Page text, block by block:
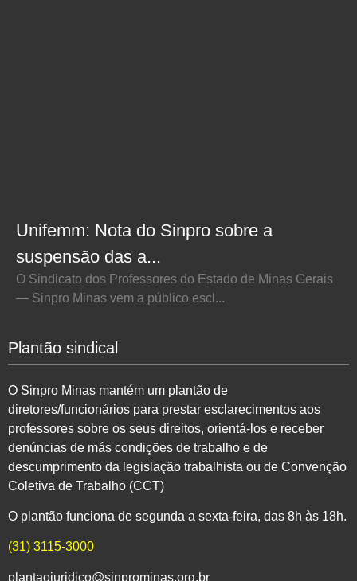
Unifemm: Nota do Sinpro sobre a
suspensão das a...
O Sindicato dos Professores do Estado de Minas Gerais
— Sinpro Minas vem a público escl...
Plantão sindical
O Sinpro Minas mantém um plantão de
diretores/funcionários para prestar esclarecimentos aos
professores sobre os seus direitos, orientá-los e receber
denúncias de más condições de trabalho e de
descumprimento da legislação trabalhista ou de Convenção
Coletiva de Trabalho (CCT)
O plantão funciona de segunda a sexta-feira, das 8h às 18h.
(31) 3115-3000
plantaojuridico@sinprominas.org.br